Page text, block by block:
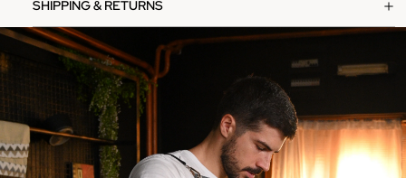
SHIPPING & RETURNS